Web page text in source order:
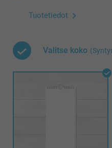
Tuotetiedot
Valitse koko